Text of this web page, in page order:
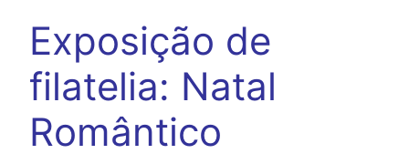
Exposição de
filatelia: Natal
Romântico